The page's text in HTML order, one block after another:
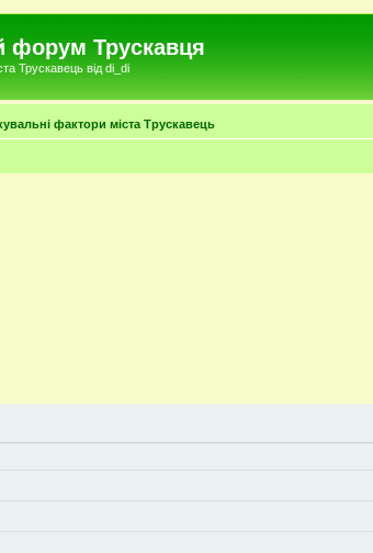
форум Трускавця
Трускавець від di_di
фактори міста Трускавець